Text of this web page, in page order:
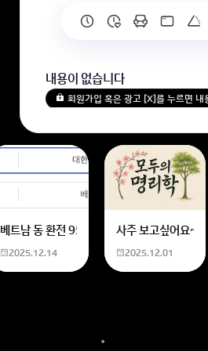
내용이 없습니다
회원가입 혹은 광고 [X]를 누르면 내
베트남 동 환전 950,000원동 한화 계산할때
2025.12.14
사주 보고싶어요~
2025.12.01